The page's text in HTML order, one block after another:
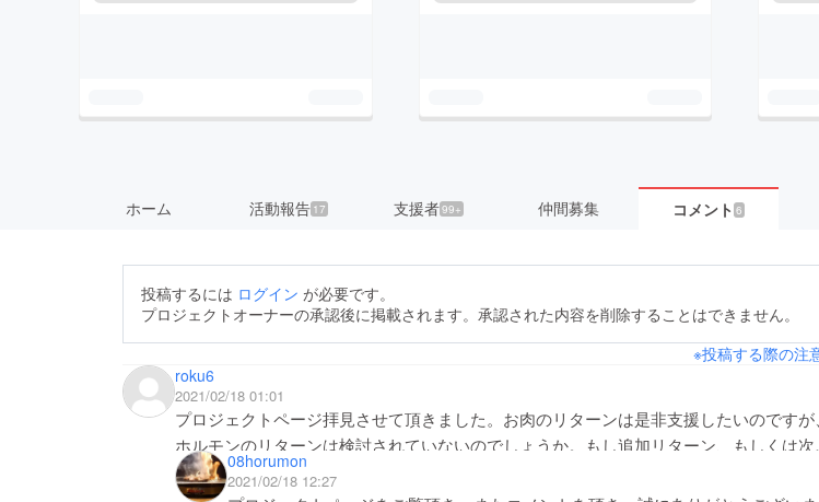
ホーム 活動報告 17 支援者99+ 仲間募集 コメント 6
投稿するには ログイン が必要です。
プロジェクトオーナーの承認後に掲載されます。承認された内容を削除することはできません。
※投稿する際の注
roku6
2021/02/18 01:01
プロジェクトページ拝見させて頂きました。お肉のリターンは是非支援したいのですが、
ホルモンのリターンは検討されていないのでしょうか。もし追加リターン、もしくは次
のプロジェクトでして頂けると嬉しいです。
苦しい状況だと思いますが少しでもお力になれればと思います。美味しいお肉お待ちして
08horumon
2021/02/18 12:27